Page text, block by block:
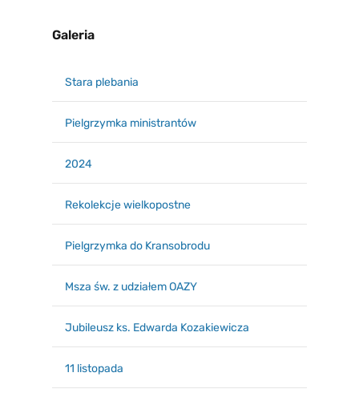
Galeria
Stara plebania
Pielgrzymka ministrantów
2024
Rekolekcje wielkopostne
Pielgrzymka do Kransobrodu
Msza św. z udziałem OAZY
Jubileusz ks. Edwarda Kozakiewicza
11 listopada